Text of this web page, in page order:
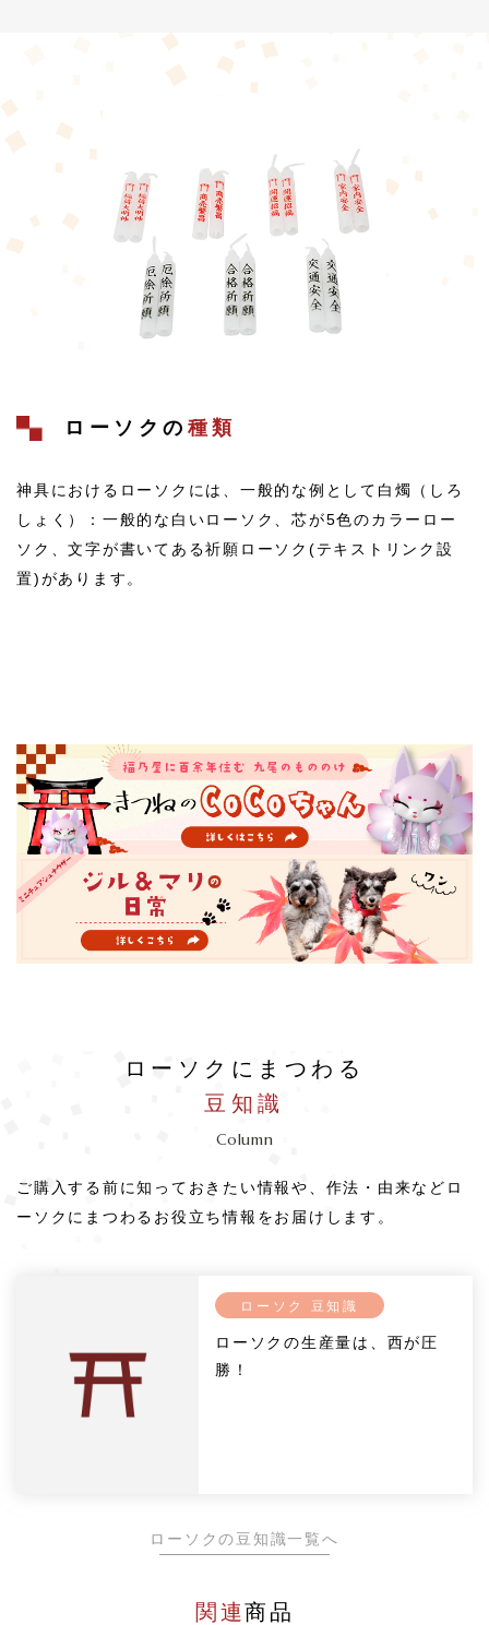
ローソクの 種類
神具におけるローソクには、一般的な例として白燭（しろ
しょく）：一般的な白いローソク、芯が5色のカラーロー
ソク、文字が書いてある祈願ローソク(テキストリンク設
置)があります。
ローソクにまつわる
豆知識
Column
ご購入する前に知っておきたい情報や、作法・由来などロ
ーソクにまつわるお役立ち情報をお届けします。
ローソク 豆知識
ローソクの生産量は、西が圧
勝！
ローソクの豆知識一覧へ
関連商品